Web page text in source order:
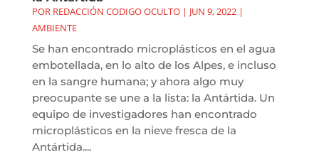
POR REDACCIÓN CODIGO OCULTO| JUN 9, 2022|
AMBIENTE
Se han encontrado microplásticos en el agua
embotellada, en lo alto de los Alpes, e incluso
en la sangre humana; y ahora algo muy
preocupante se une a la lista: la Antártida. Un
equipo de investigadores han encontrado
microplásticos en la nieve fresca de la
Antártida....